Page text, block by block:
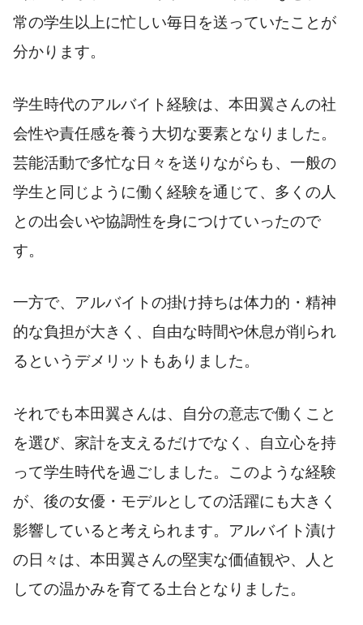
常の学生以上に忙しい毎日を送っていたことが
分かります。
学生時代のアルバイト経験は、本田翼さんの社
会性や責任感を養う大切な要素となりました。
芸能活動で多忙な日々を送りながらも、一般の
学生と同じように働く経験を通じて、多くの人
との出会いや協調性を身につけていったので
す。
一方で、アルバイトの掛け持ちは体力的・精神
的な負担が大きく、自由な時間や休息が削られ
るというデメリットもありました。
それでも本田翼さんは、自分の意志で働くこと
を選び、家計を支えるだけでなく、自立心を持
って学生時代を過ごしました。このような経験
が、後の女優・モデルとしての活躍にも大きく
影響していると考えられます。アルバイト漬け
の日々は、本田翼さんの堅実な価値観や、人と
しての温かみを育てる土台となりました。